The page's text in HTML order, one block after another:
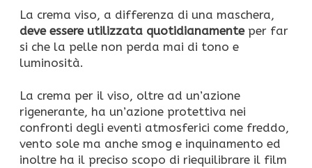
La crema viso, a differenza di una maschera,
deve essere utilizzata quotidianamenteper far
si che la pelle non perda mai di tono e
luminosità.
La crema per il viso, oltre ad un’azione
rigenerante, ha un’azione protettiva nei
confronti degli eventi atmosferici come freddo,
vento sole ma anche smog e inquinamento ed
inoltre ha il preciso scopo di riequilibrare il film